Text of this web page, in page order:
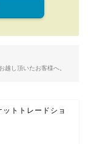
し頂いたお客様へ。
トトレードショ